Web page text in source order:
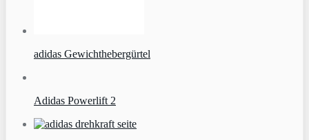
adidas Gewichthebergürtel
Adidas Powerlift 2